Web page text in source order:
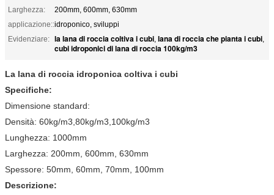
Larghezza:
200mm, 600mm, 630mm
applicazione::idroponico, sviluppi
Evidenziare: la lana di roccia coltiva i cubi, lana di roccia che pianta i cubi,
cubi idroponici di lana di roccia 100kg/m3
La lana di roccia idroponica coltiva i cubi
Specifiche:
Dimensione standard:
Densità: 60kg/m3,80kg/m3,100kg/m3
Lunghezza: 1000mm
Larghezza: 200mm, 600mm, 630mm
Spessore: 50mm, 60mm, 70mm, 100mm
Descrizione: